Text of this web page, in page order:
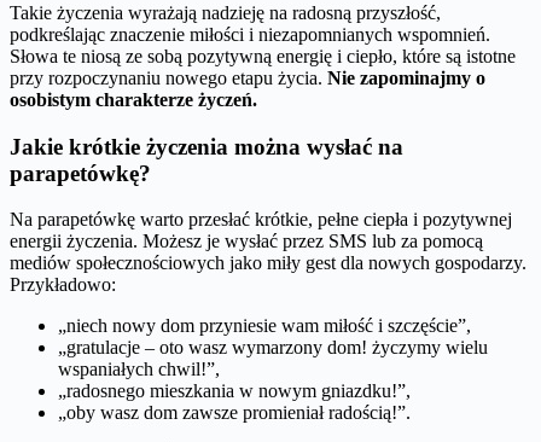
Takie życzenia wyrażają nadzieję na radosną przyszłość,
podkreślając znaczenie miłości i niezapomnianych wspomnień.
Słowa te niosą ze sobą pozytywną energię i ciepło, które są istotne
przy rozpoczynaniu nowego etapu życia. Nie zapominajmy o
osobistym charakterze życzeń.
Jakie krótkie życzenia można wysłać na
parapetówkę?
Na parapetówkę warto przesłać krótkie, pełne ciepła i pozytywnej
energii życzenia. Możesz je wysłać przez SMS lub za pomocą
mediów społecznościowych jako miły gest dla nowych gospodarzy.
Przykładowo:
„niech nowy dom przyniesie wam miłość i szczęście”,
„gratulacje – oto wasz wymarzony dom! życzymy wielu
wspaniałych chwil!”,
„radosnego mieszkania w nowym gniazdku!”,
„oby wasz dom zawsze promieniał radością!”.